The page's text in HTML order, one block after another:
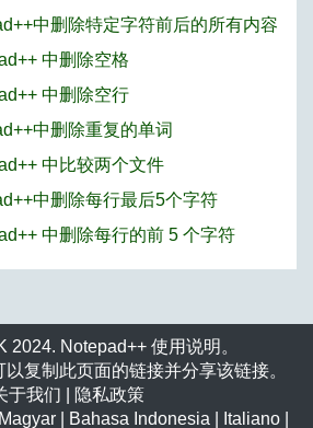
中删除特定字符前后的所有内容
中删除空格
中删除空行
中删除重复的单词
中比较两个文件
中删除每行最后5个字符
中删除每行的前 5 个字符
2024. Notepad++ 使用说明。
复制此页面的链接并分享该链接。
于我们
隐私政策
Magyar| Bahasa Indonesia Italiano|